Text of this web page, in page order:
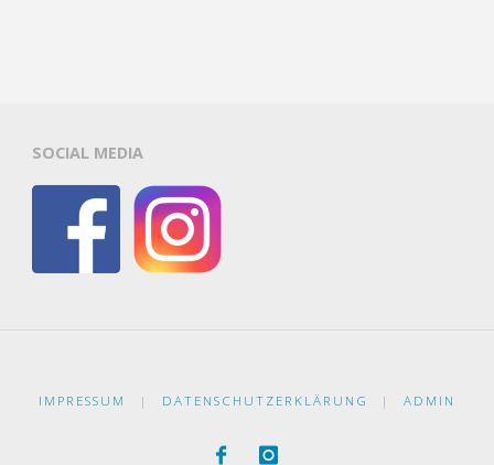
SOCIAL MEDIA
IMPRESSUM | DATENSCHUTZERKLÄRUNG | ADMIN